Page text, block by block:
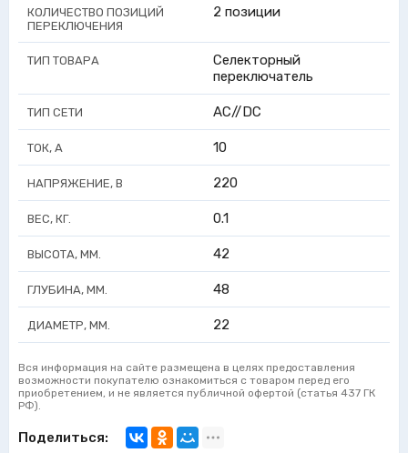
КОЛИЧЕСТВО ПОЗИЦИЙ
ПЕРЕКЛЮЧЕНИЯ
2 позиции
ТИП ТОВАРА
Селекторный
переключатель
ТИП СЕТИ AC//DC
ТОК, А 10
НАПРЯЖЕНИЕ, В 220
ВЕС, КГ. 0.1
ВЫСОТА, ММ. 42
ГЛУБИНА, ММ. 48
ДИАМЕТР, ММ. 22
Вся информация на сайте размещена в целях предоставления
возможности покупателю ознакомиться с товаром перед его
приобретением, и не является публичной офертой (статья 437 ГК
РФ).
Поделиться: